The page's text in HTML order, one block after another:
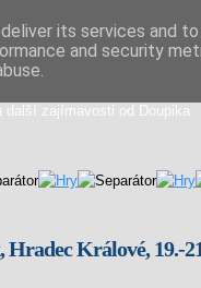
směs
další zajímavosti od Doupika
Králové, 19.-
its services and
and security